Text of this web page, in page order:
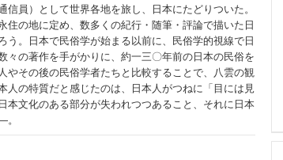
員）として世界各地を旅し、日本にたどりついた。
の地に定め、数多くの紀行・随筆・評論で描いた日
。日本で民俗学が始まる以前に、民俗学的視線で日
々の著作を手がかりに、約一三〇年前の日本の民俗を
やその後の民俗学者たちと比較することで、八雲の観
の特質だと感じたのは、日本人がつねに「目には見
本文化のある部分が失われつつあること、それに日本